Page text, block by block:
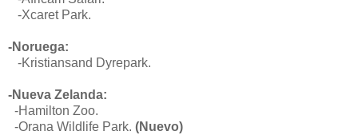
-Xcaret Park.
-Noruega:
-Kristiansand Dyrepark.
-Nueva Zelanda:
-Hamilton Zoo.
-Orana Wildlife Park. (Nuevo)